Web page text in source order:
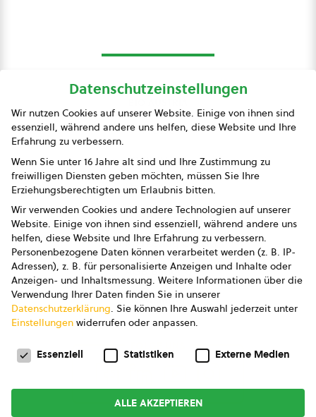
Presse
Impressum
Datenschutz
AGB
AGB Marketing GmbH
AGB Bildung
Newsletter
Datenschutzeinstellungen
Wir nutzen Cookies auf unserer Website. Einige von ihnen sind
essenziell, während andere uns helfen, diese Website und Ihre
Erfahrung zu verbessern.
Wenn Sie unter 16 Jahre alt sind und Ihre Zustimmung zu
freiwilligen Diensten geben möchten, müssen Sie Ihre
Erziehungsberechtigten um Erlaubnis bitten.
Wir verwenden Cookies und andere Technologien auf unserer
Website. Einige von ihnen sind essenziell, während andere uns
helfen, diese Website und Ihre Erfahrung zu verbessern.
Personenbezogene Daten können verarbeitet werden (z. B. IP-
Adressen), z. B. für personalisierte Anzeigen und Inhalte oder
Anzeigen- und Inhaltsmessung. Weitere Informationen über die
Verwendung Ihrer Daten finden Sie in unserer
Datenschutzerklärung. Sie können Ihre Auswahl jederzeit unter
Einstellungen widerrufen oder anpassen.
Datenschutzeinstellungen
Essenziell Statistiken Externe Medien
ALLE AKZEPTIEREN